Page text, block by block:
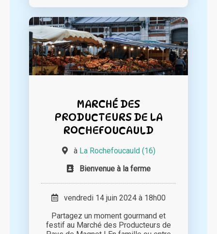
MARCHÉ DES
PRODUCTEURS DE LA
ROCHEFOUCAULD
à La Rochefoucauld (16)
Bienvenue à la ferme
vendredi 14 juin 2024 à 18h00
Partagez un moment gourmand et
festif au Marché des Producteurs de